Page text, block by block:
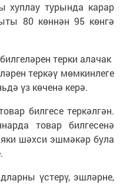
хуплау турында карар
80 көннән 95 көнгә
терки алачак
теркәү мөмкинлеге
үз көченә керә.
билгесе теркәлгән.
товар билгесенә
шәхси эшмәкәр була
үстерү, эшләрне,